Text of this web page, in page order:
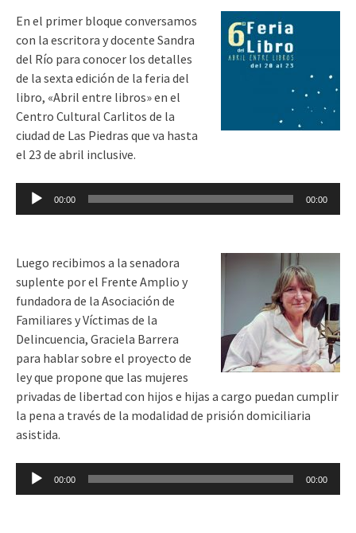
En el primer bloque conversamos
con la escritora y docente Sandra
del Río para conocer los detalles
de la sexta edición de la feria del
libro, «Abril entre libros» en el
Centro Cultural Carlitos de la
ciudad de Las Piedras que va hasta
el 23 de abril inclusive.
Reproductor
00:00 00:00
Luego recibimos a la senadora
suplente por el Frente Amplio y
fundadora de la Asociación de
Familiares y Víctimas de la
Delincuencia, Graciela Barrera
para hablar sobre el proyecto de
ley que propone que las mujeres
privadas de libertad con hijos e hijas a cargo puedan cumplir
la pena a través de la modalidad de prisión domiciliaria
asistida.
Reproductor
00:00 00:00